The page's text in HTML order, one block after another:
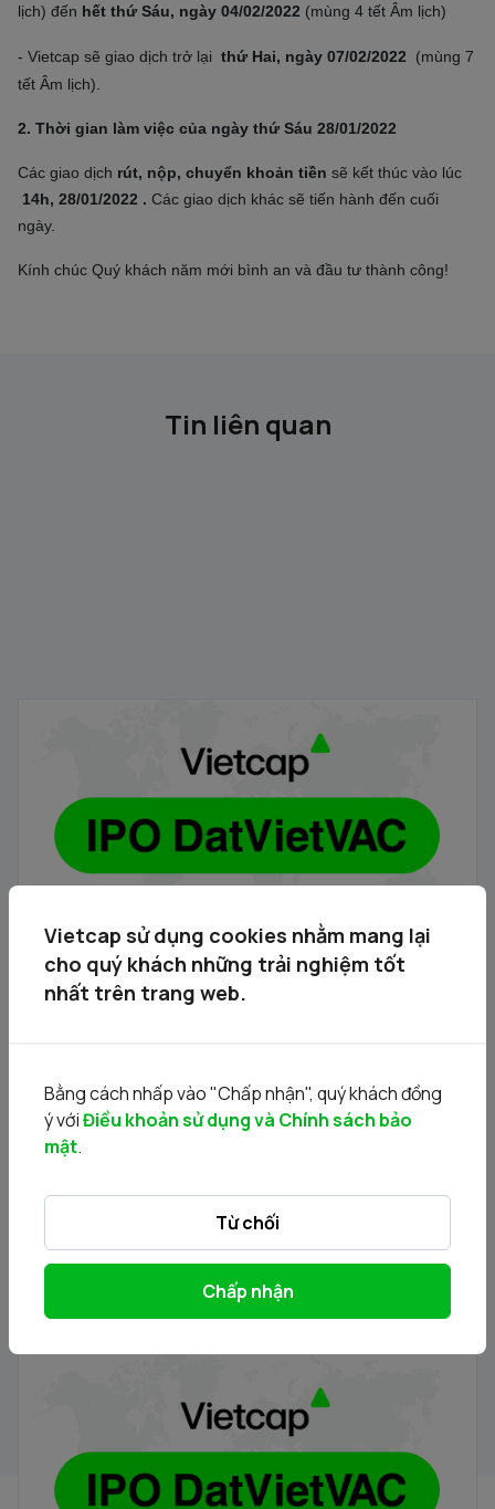
lịch) đến hết thứ Sáu, ngày 04/02/2022 (mùng 4 tết Âm lịch)
- Vietcap sẽ giao dịch trở lại thứ Hai, ngày 07/02/2022
(mùng 7
tết Âm lịch).
2. Thời gian làm việc của ngày thứ Sáu 28/01/2022
Các giao dịch rút, nộp, chuyển khoản tiền sẽ kết thúc vào lúc
14h, 28/01/2022 . Các giao dịch khác sẽ tiến hành đến cuối
ngày.
Kính chúc Quý khách năm mới bình an và đầu tư thành công!
Tin liên quan
Holdings
30/07/2026
Vietcap sử dụng cookies nhằm mang lại
cho quý khách những trải nghiệm tốt
nhất trên trang web.
Bằng cách nhấp vào "Chấp nhận", quý khách đồng
ý vớiĐiều khoản sử dụng và Chính sách bảo
mật.
Từ chối
Chấp nhận